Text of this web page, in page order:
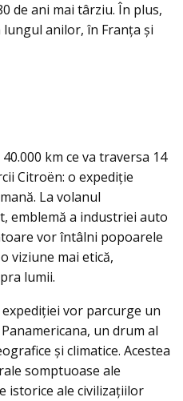
de ani mai târziu. În plus,
anilor, în Franța și
km ce va traversa 14
Citroën: o expediție
La volanul
emblemă a industriei auto
vor întâlni popoarele
viziune mai etică,
lumii.
vor parcurge un
un drum al
și climatice. Acestea
somptuoase ale
istorice ale civilizațiilor